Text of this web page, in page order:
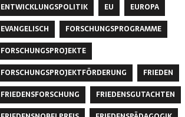
ENTWICKLUNGSPOLITIK
EU
EUROPA
EVANGELISCH
FORSCHUNGSPROGRAMME
FORSCHUNGSPROJEKTE
FORSCHUNGSPROJEKTFÖRDERUNG
FRIEDEN
FRIEDENSFORSCHUNG
FRIEDENSGUTACHTEN